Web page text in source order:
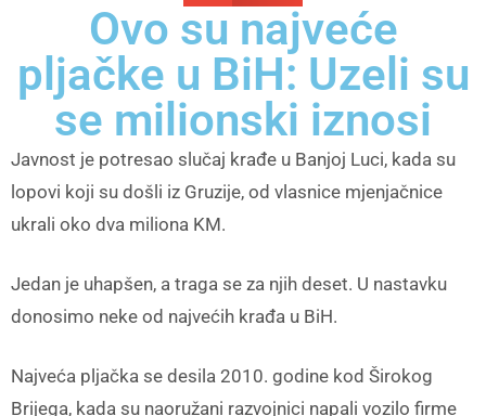
Ovo su najveće
pljačke u BiH: Uzeli su
se milionski iznosi
Javnost je potresao slučaj krađe u Banjoj Luci, kada su
lopovi koji su došli iz Gruzije, od vlasnice mjenjačnice
ukrali oko dva miliona KM.
Jedan je uhapšen, a traga se za njih deset. U nastavku
donosimo neke od najvećih krađa u BiH.
Najveća pljačka se desila 2010. godine kod Širokog
Brijega, kada su naoružani razvojnici napali vozilo firme